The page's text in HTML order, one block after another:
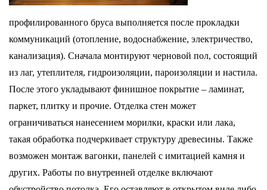
профилированного бруса выполняется после прокладки
коммуникаций (отопление, водоснабжение, электричество,
канализация). Сначала монтируют черновой пол, состоящий
из лаг, утеплителя, гидроизоляции, пароизоляции и настила.
После этого укладывают финишное покрытие – ламинат,
паркет, плитку и прочие. Отделка стен может
ограничиваться нанесением морилки, краски или лака,
такая обработка подчеркивает структуру древесины. Также
возможен монтаж вагонки, панелей с имитацией камня и
других. Работы по внутренней отделке включают